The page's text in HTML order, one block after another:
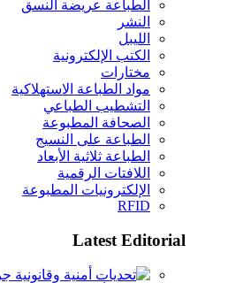
الطباعة عريضة النسق
النشر
الليبل
الكتب الإلكترونية
مختارات
مواد الطباعة الاستهلاكية
التشطيب الطباعي
الصحافة المطبوعة
الطباعة على النسيج
الطباعة ثلاثية الأبعاد
اللافتات الرقمية
الإلكترونيات المطبوعة
RFID
Latest Editorial